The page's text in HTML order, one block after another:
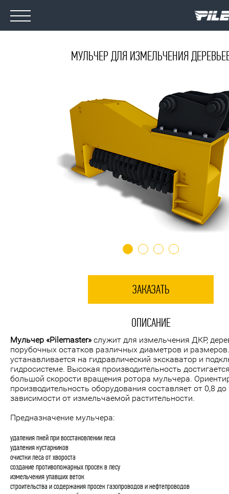
МУЛЬЧЕР ДЛЯ ИЗМЕЛЬЧЕНИЯ
ЗАКАЗАТЬ
ОПИСАНИЕ
Мульчер «Pilemaster»служит для измельчения ДКР,
порубочных остатков различных диаметров и
устанавливается на гидравлический экскаватор и
гидросистеме. Высокая производительность
большой скорости вращения ротора мульчера.
производительность оборудования составляет от 0,8
зависимости от измельчаемой растительности.
Предназначение мульчера:
удаления пней при восстановлении леса
удаления кустарников
очистки леса от хвороста
создание противопожарных просек в лесу
измельчения упавших веток
строительства и содержания просек газопроводов и нефтепроводов